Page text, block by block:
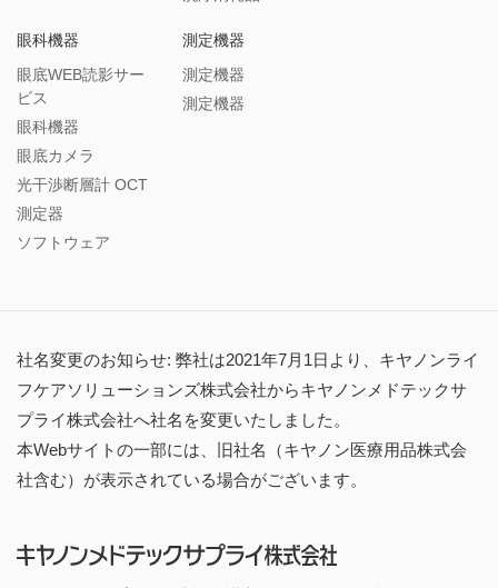
眼科機器
眼底WEB読影サー
ビス
眼科機器
眼底カメラ
光干渉断層計 OCT
測定器
ソフトウェア
測定機器
測定機器
測定機器
社名変更のお知らせ: 弊社は2021年7月1日より、キヤノンライ
フケアソリューションズ株式会社からキヤノンメドテックサ
プライ株式会社へ社名を変更いたしました。
本Webサイトの一部には、旧社名（キヤノン医療用品株式会
社含む）が表示されている場合がございます。